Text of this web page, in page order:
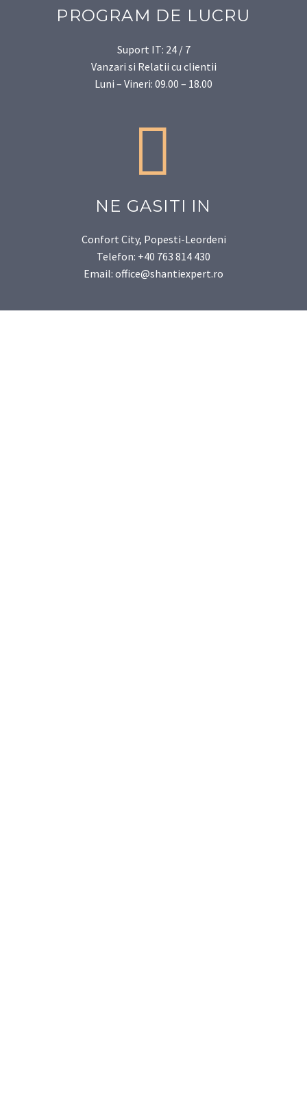
PROGRAM DE LUCRU
Suport IT: 24 / 7
Vanzari si Relatii cu clientii
Luni – Vineri: 09.00 – 18.00


NE GASITI IN
Confort City, Popesti-Leordeni
Telefon: +40 763 814 430
Email: office@shantiexpert.ro